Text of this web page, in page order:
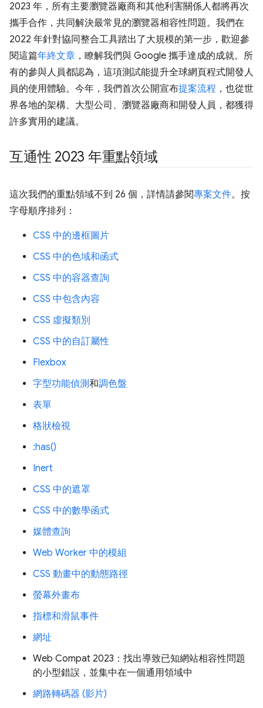
2023 年，所有主要瀏覽器廠商和其他利害關係人都將再次
攜手合作，共同解決最常見的瀏覽器相容性問題。我們在
2022 年針對協同整合工具踏出了大規模的第一步，歡迎參
閱這篇年終文章 ，瞭解我們與 Google 攜手達成的成就。所
有的參與人員都認為，這項測試能提升全球網頁程式開發人
員的使用體驗。今年，我們首次公開宣布提案流程 ，也從世
界各地的架構、大型公司、瀏覽器廠商和開發人員，都獲得
許多實用的建議。
互通性 2023 年重點領域
這次我們的重點領域不到 26 個，詳情請參閱專案文件。按
字母順序排列：
CSS 中的邊框圖片
CSS 中的色域和函式
CSS 中的容器查詢
CSS 中包含內容
CSS 虛擬類別
CSS 中的自訂屬性
Flexbox
字型功能偵測和調色盤
表單
格狀檢視
:has()
Inert
CSS 中的遮罩
CSS 中的數學函式
媒體查詢
Web Worker 中的模組
CSS 動畫中的動態路徑
螢幕外畫布
指標和滑鼠事件
網址
Web Compat 2023：找出導致已知網站相容性問題
的小型錯誤，並集中在一個通用領域中
網路轉碼器 (影片)